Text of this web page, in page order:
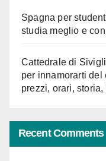
Spagna per
studia meglio e
Cattedrale di
per innamorarti del
prezzi, orari,
Recent Comments